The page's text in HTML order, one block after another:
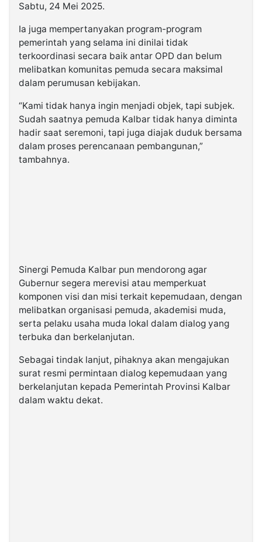
Sabtu, 24 Mei 2025.
Ia juga mempertanyakan program-program
pemerintah yang selama ini dinilai tidak
terkoordinasi secara baik antar OPD dan belum
melibatkan komunitas pemuda secara maksimal
dalam perumusan kebijakan.
“Kami tidak hanya ingin menjadi objek, tapi subjek.
Sudah saatnya pemuda Kalbar tidak hanya diminta
hadir saat seremoni, tapi juga diajak duduk bersama
dalam proses perencanaan pembangunan,”
tambahnya.
Sinergi Pemuda Kalbar pun mendorong agar
Gubernur segera merevisi atau memperkuat
komponen visi dan misi terkait kepemudaan, dengan
melibatkan organisasi pemuda, akademisi muda,
serta pelaku usaha muda lokal dalam dialog yang
terbuka dan berkelanjutan.
Sebagai tindak lanjut, pihaknya akan mengajukan
surat resmi permintaan dialog kepemudaan yang
berkelanjutan kepada Pemerintah Provinsi Kalbar
dalam waktu dekat.